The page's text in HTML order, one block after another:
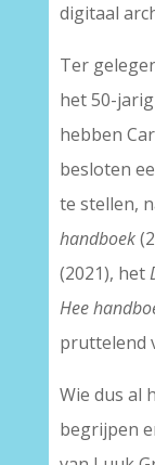
digitaal
Ter
het 50-
hebben
besloten
te stellen,
handboek
(2021), het
Hee
pruttelend
Wie dus al
begrijpen